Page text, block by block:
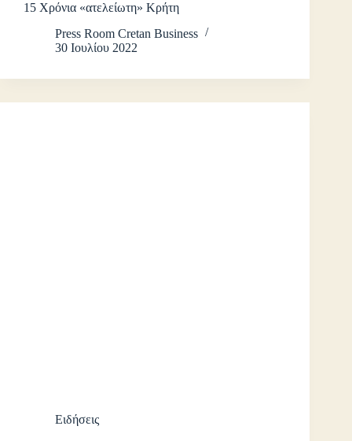
15 Χρόνια «ατελείωτη» Κρήτη
Press Room Cretan Business
30 Ιουλίου 2022
Ειδήσεις